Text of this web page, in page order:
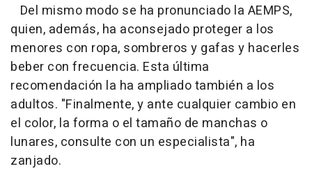
Del mismo modo se ha pronunciado la AEMPS,
quien, además, ha aconsejado proteger a los
menores con ropa, sombreros y gafas y hacerles
beber con frecuencia. Esta última
recomendación la ha ampliado también a los
adultos. "Finalmente, y ante cualquier cambio en
el color, la forma o el tamaño de manchas o
lunares, consulte con un especialista", ha
zanjado.